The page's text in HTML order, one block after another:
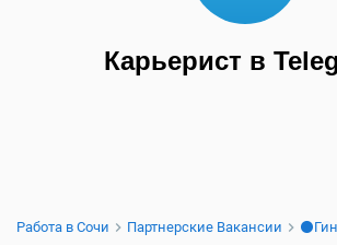
Карьерист в
Работа в Сочи Партнерские Вакансии